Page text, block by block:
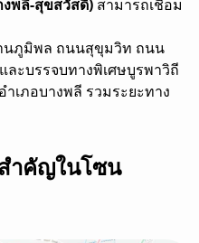
พลี-สุขสวัสดิ์) สามารถเชื่อม
นภูมิพล ถนนสุขุมวิท ถนน
ะบรรจบทางพิเศษบูรพาวิถี
เภอบางพลี รวมระยะทาง
ำคัญในโซน